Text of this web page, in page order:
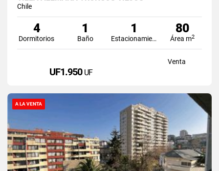
Chile
4
Dormitorios
1
Baño
1
Estacionamiento
80
Área m2
Venta
UF1.950 UF
A LA VENTA